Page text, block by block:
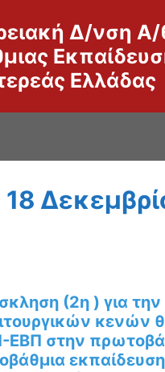
Δ/νση Α/
Ελλάδας
18
(2η ) για την
κενών
ΕΒΠ στην